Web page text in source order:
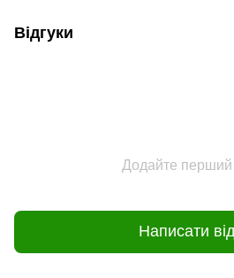
Відгуки
Додайте перший
Написати